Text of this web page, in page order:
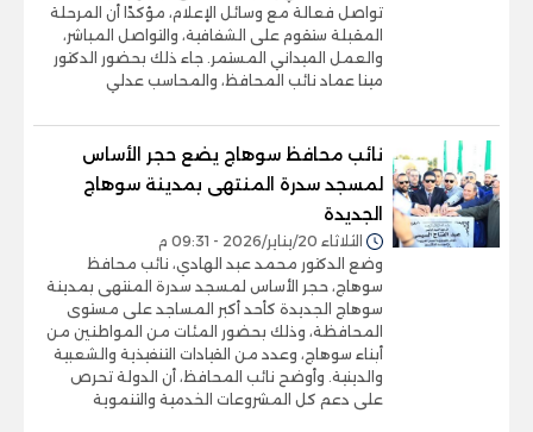
تواصل فعالة مع وسائل الإعلام، مؤكدًا أن المرحلة
المقبلة ستقوم على الشفافية، والتواصل المباشر،
والعمل الميداني المستمر. جاء ذلك بحضور الدكتور
مينا عماد نائب المحافظ، والمحاسب عدلي
نائب محافظ سوهاج يضع حجر الأساس
لمسجد سدرة المنتهى بمدينة سوهاج
الجديدة
الثلاثاء 20/يناير/2026 - 09:31 م
وضع الدكتور محمد عبد الهادي، نائب محافظ
سوهاج، حجر الأساس لمسجد سدرة المنتهى بمدينة
سوهاج الجديدة كأحد أكبر المساجد على مستوى
المحافظة، وذلك بحضور المئات من المواطنين من
أبناء سوهاج، وعدد من القيادات التنفيذية والشعبية
والدينية. وأوضح نائب المحافظ، أن الدولة تحرص
على دعم كل المشروعات الخدمية والتنموية